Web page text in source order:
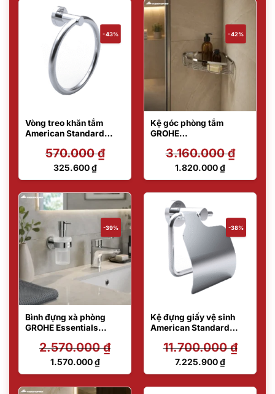
570.000 ₫.
là:
325.600 ₫.
570.000 ₫.
325.600 ₫.
-43%
Vòng treo khăn tắm
American Standard
570.000₫
Giá
570.000 ₫.
325.600₫
Giá
là:
325.600 ₫.
-42%
Kệ góc phòng tắm
GROHE
40663001
3.160.000₫
Giá
3.160.000 ₫.
1.820.000₫
Giá
là:
1.820.000 ₫.
-39%
Bình đựng xà phòng
GROHE Essentials
2.570.000₫
Giá
2.570.000 ₫.
1.570.000₫
Giá
tại
-38%
Kệ đựng giấy vệ sinh
American Standard
11.700.000₫
Giá
11.700.000 ₫.
7.225.900₫
Giá